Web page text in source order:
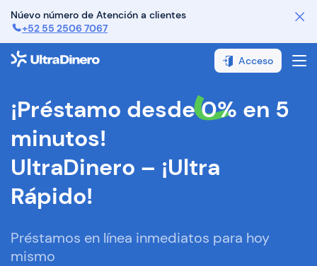
Núevo número de Atención a clientes
+52 55 2506 7067
Acceso
¿Cómo funciona?
FAQ
Contáctanos
Sobre Nosotros
¡Préstamo desde 0% en 5
minutos!
UltraDinero – ¡Ultra
Rápido!
Préstamos en línea inmediatos para hoy
mismo